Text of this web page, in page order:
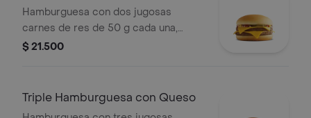
Hamburguesa con dos jugosas
carnes de res de 50 g cada una,
doble queso cheddar cremoso,
$ 21.500
Triple Hamburguesa con Queso